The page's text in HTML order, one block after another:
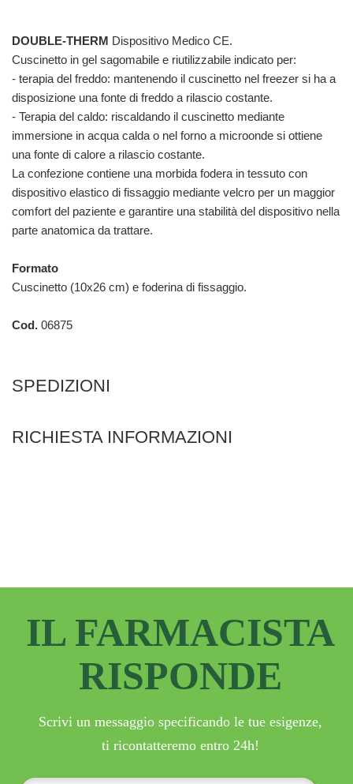
DOUBLE-THERM Dispositivo Medico CE.
Cuscinetto in gel sagomabile e riutilizzabile indicato per:
- terapia del freddo: mantenendo il cuscinetto nel freezer si ha a
disposizione una fonte di freddo a rilascio costante.
- Terapia del caldo: riscaldando il cuscinetto mediante
immersione in acqua calda o nel forno a microonde si ottiene
una fonte di calore a rilascio costante.
La confezione contiene una morbida fodera in tessuto con
dispositivo elastico di fissaggio mediante velcro per un maggior
comfort del paziente e garantire una stabilità del dispositivo nella
parte anatomica da trattare.
Formato
Cuscinetto (10x26 cm) e foderina di fissaggio.
Cod. 06875
SPEDIZIONI
RICHIESTA INFORMAZIONI
IL FARMACISTA
RISPONDE
Scrivi un messaggio specificando le tue esigenze,
ti ricontatteremo entro 24h!